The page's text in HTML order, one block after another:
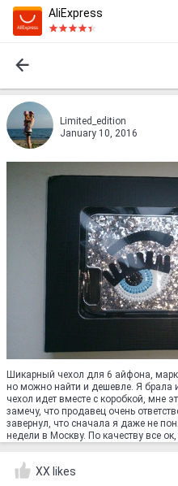
AliExpress
Limited_edition
January 10, 2016
Шикарный чехол для 6 айфона,
но можно найти и дешевле. Я брала
чехол идет вместе с коробкой, мне
замечу, что продавец очень
завернул, что сначала я даже не
недели в Москву. По качеству все
XX likes